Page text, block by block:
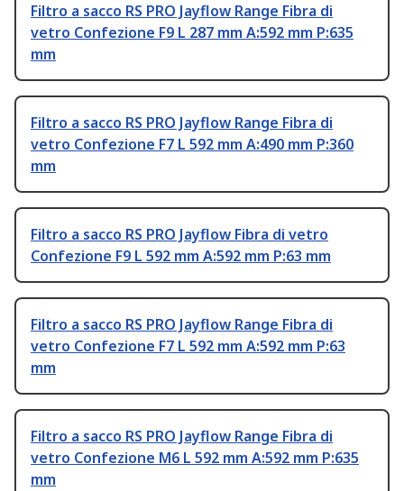
Filtro a sacco RS PRO Jayflow Range Fibra di
vetro Confezione F9 L 287 mm A:592 mm P:635
mm
Filtro a sacco RS PRO Jayflow Range Fibra di
vetro Confezione F7 L 592 mm A:490 mm P:360
mm
Filtro a sacco RS PRO Jayflow Fibra di vetro
Confezione F9 L 592 mm A:592 mm P:63 mm
Filtro a sacco RS PRO Jayflow Range Fibra di
vetro Confezione F7 L 592 mm A:592 mm P:63
mm
Filtro a sacco RS PRO Jayflow Range Fibra di
vetro Confezione M6 L 592 mm A:592 mm P:635
mm